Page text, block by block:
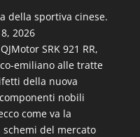
della sportiva cinese.
2026
SRK 921 RR,
emiliano alle tratte
della nuova
nobili
come va la
del mercato